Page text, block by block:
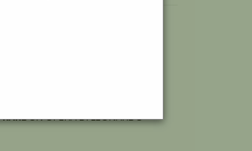
UN'OPERA DI LEONARDO